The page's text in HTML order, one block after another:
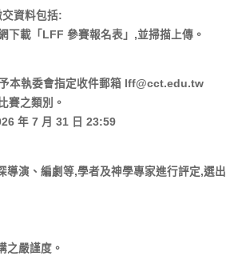
資料包括:
下載「LFF 參賽報名表」,並掃描上傳。
本執委會指定收件郵箱 lff@cct.edu.tw
賽之類別。
年 7 月 31 日 23:59
導演、編劇等,學者及神學專家進行評定,選出
之嚴謹度。